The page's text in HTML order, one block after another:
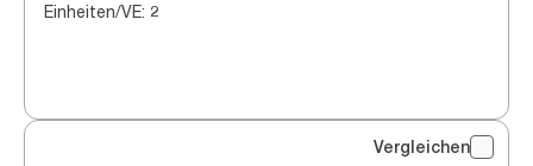
Einheiten/VE: 2
Vergleichen